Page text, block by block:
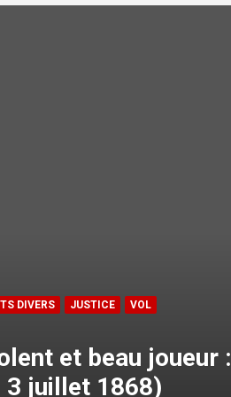
DIVERS JUSTICE VOL
et beau joueur
juillet 1868)